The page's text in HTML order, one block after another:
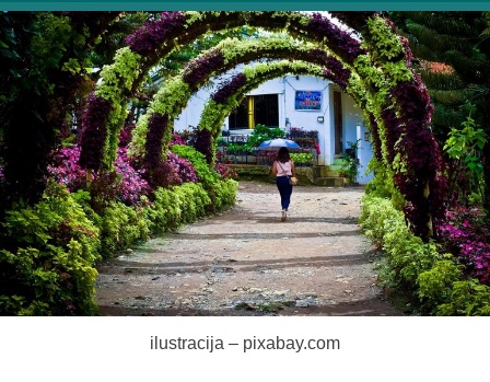
ilustracija – pixabay.com